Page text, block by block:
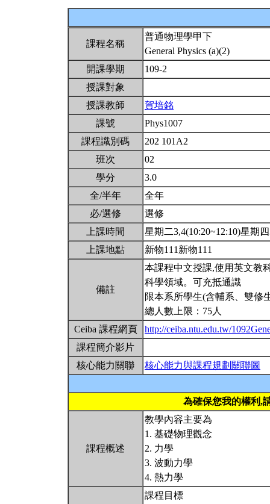
課程名稱
普通物理學甲下
General Physics (a)(2)
開課學期
109-2
授課對象
授課教師
賀培銘
課號
Phys1007
課程識別碼
202 101A2
班次
02
學分
3.0
全/半年
全年
必/選修
選修
上課時間
星期二3,4(10:20~12:10)星期
上課地點
新物111新物111
備註
本課程中文授課,使用英文教
科學領域。可充抵通識
限本系所學生(含輔系、雙修
總人數上限：75人
Ceiba 課程網頁
http://ceiba.ntu.edu.tw/
課程簡介影片
核心能力關聯
核心能力與課程規劃關聯圖
為確保您我的權利,
課程概述
教學內容主要為
1. 基礎物理觀念
2. 力學
3. 波動力學
4. 熱力學
課程目標